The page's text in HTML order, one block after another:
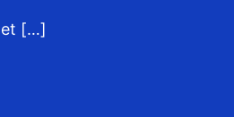
[…]